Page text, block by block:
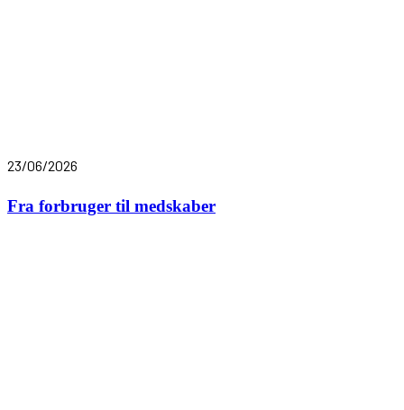
23/06/2026
Fra forbruger til medskaber